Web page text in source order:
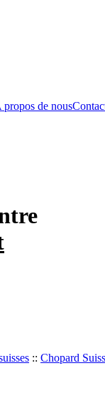
propos de nous
:: Chopard